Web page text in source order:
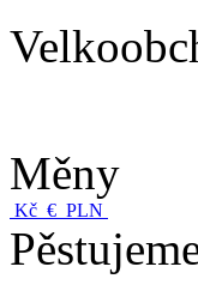
Měny
Kč € PLN